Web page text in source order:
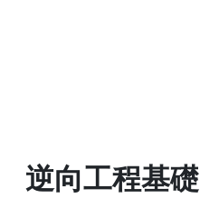
逆向工程基礎